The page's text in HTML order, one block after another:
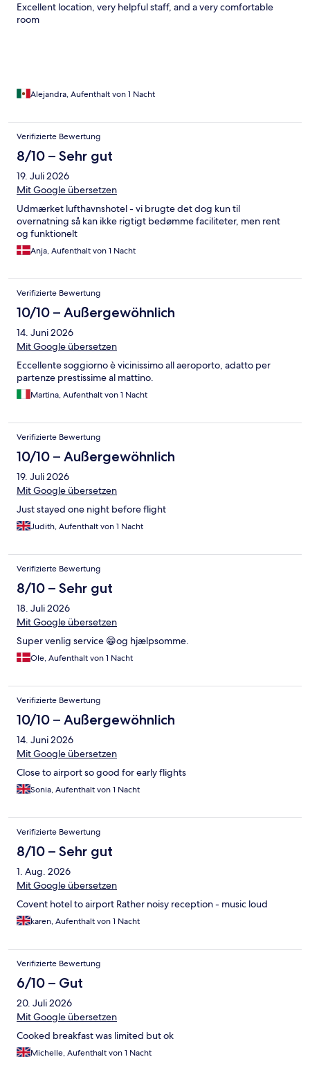
Excellent location, very helpful staff, and a very comfortable
room
Alejandra, Aufenthalt von 1 Nacht
Verifizierte Bewertung
8/10 – Sehr gut
19. Juli 2026
Mit Google übersetzen
Udmærket lufthavnshotel - vi brugte det dog kun til
overnatning så kan ikke rigtigt bedømme faciliteter, men rent
og funktionelt
Anja, Aufenthalt von 1 Nacht
Verifizierte Bewertung
10/10 – Außergewöhnlich
14. Juni 2026
Mit Google übersetzen
Eccellente soggiorno è vicinissimo all aeroporto, adatto per
partenze prestissime al mattino.
Martina, Aufenthalt von 1 Nacht
Verifizierte Bewertung
10/10 – Außergewöhnlich
19. Juli 2026
Mit Google übersetzen
Just stayed one night before flight
Judith, Aufenthalt von 1 Nacht
Verifizierte Bewertung
8/10 – Sehr gut
18. Juli 2026
Mit Google übersetzen
Super venlig service 😁og hjælpsomme.
Ole, Aufenthalt von 1 Nacht
Verifizierte Bewertung
10/10 – Außergewöhnlich
14. Juni 2026
Mit Google übersetzen
Close to airport so good for early flights
Sonia, Aufenthalt von 1 Nacht
Verifizierte Bewertung
8/10 – Sehr gut
1. Aug. 2026
Mit Google übersetzen
Covent hotel to airport Rather noisy reception - music loud
karen, Aufenthalt von 1 Nacht
Verifizierte Bewertung
6/10 – Gut
20. Juli 2026
Mit Google übersetzen
Cooked breakfast was limited but ok
Michelle, Aufenthalt von 1 Nacht